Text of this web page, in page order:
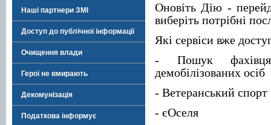
Наші партнери ЗМІ
Доступ до публічної інформації
Очищення влади
Герої не вмирають
Декомунізація
Податкова інформує
Оновіть Дію -
виберіть потрібні
Які сервіси вже
- Пошук фахівця
демобілізованих осіб
- Ветеранський спорт
- єОселя